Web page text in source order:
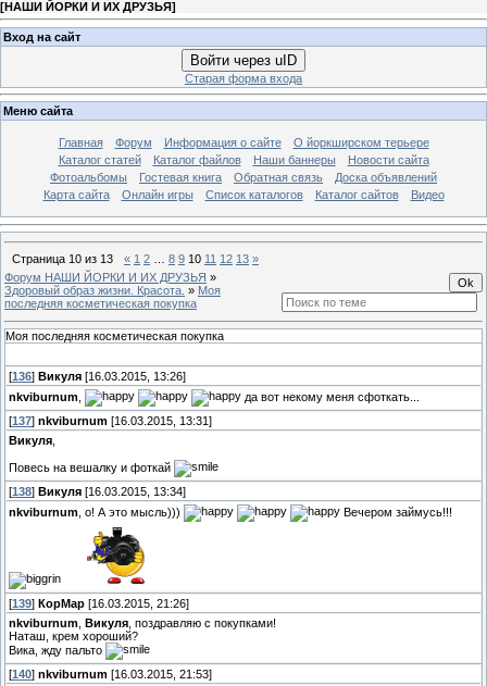
[НАШИ ЙОРКИ И ИХ ДРУЗЬЯ]
Вход на сайт
Войти через uID
Старая форма входа
Меню сайта
Главная Форум Информация о сайте
О йоркширском терьере
Каталог статей
Каталог файлов Наши баннеры
Новости сайта
Фотоальбомы
Гостевая книга Обратная связь
Доска объявлений
Карта сайта
Онлайн игры Список каталогов Каталог сайтов Видео
Страница 10 из 13 « 1 2 8 9 10 11 12 13 »
Форум НАШИ ЙОРКИ И ИХ ДРУЗЬЯ »
Здоровый образ жизни. Красота. » Моя
последняя косметическая покупка
Моя последняя косметическая покупка
[136] Викуля [16.03.2015, 13:26]
nkviburnum
да вот некому меня сфоткать...
[137] nkviburnum [16.03.2015, 13:31]
Викуля
Повесь на вешалку и фоткай
[138] Викуля [16.03.2015, 13:34]
nkviburnum , о! А это мысль))) Вечером займусь!!!
[139] КорМар [16.03.2015, 21:26]
nkviburnum
Викуля , поздравляю с покупками!
Наташ, крем хороший?
Вика, жду пальто
[140] nkviburnum [16.03.2015, 21:53]